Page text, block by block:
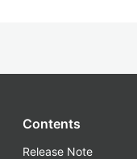
Contents
Release Note